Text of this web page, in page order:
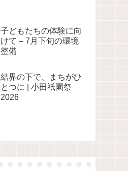
子どもたちの体験に向
けて – 7月下旬の環境
整備
結界の下で、まちがひ
とつに | 小田祇園祭
2026